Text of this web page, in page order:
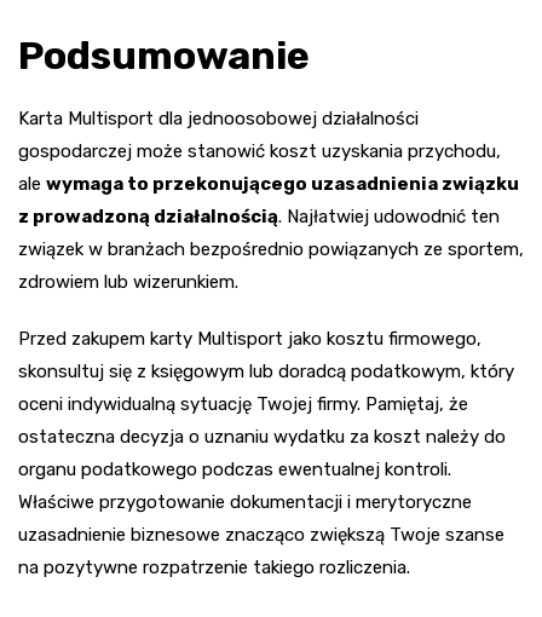
Podsumowanie
Karta Multisport dla jednoosobowej działalności
gospodarczej może stanowić koszt uzyskania przychodu,
ale wymaga to przekonującego uzasadnienia związku
z prowadzoną działalnością. Najłatwiej udowodnić ten
związek w branżach bezpośrednio powiązanych ze sportem,
zdrowiem lub wizerunkiem.
Przed zakupem karty Multisport jako kosztu firmowego,
skonsultuj się z księgowym lub doradcą podatkowym, który
oceni indywidualną sytuację Twojej firmy. Pamiętaj, że
ostateczna decyzja o uznaniu wydatku za koszt należy do
organu podatkowego podczas ewentualnej kontroli.
Właściwe przygotowanie dokumentacji i merytoryczne
uzasadnienie biznesowe znacząco zwiększą Twoje szanse
na pozytywne rozpatrzenie takiego rozliczenia.